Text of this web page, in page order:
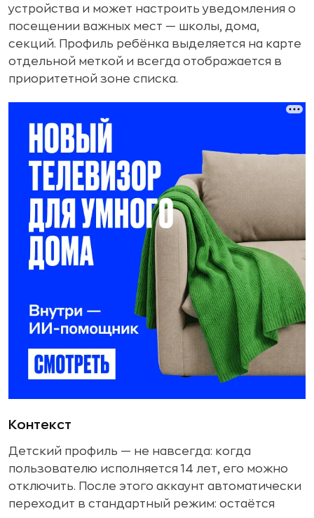
устройства и может настроить уведомления о
посещении важных мест — школы, дома,
секций. Профиль ребёнка выделяется на карте
отдельной меткой и всегда отображается в
приоритетной зоне списка.
Контекст
Детский профиль — не навсегда: когда
пользователю исполняется 14 лет, его можно
отключить. После этого аккаунт автоматически
переходит в стандартный режим: остаётся